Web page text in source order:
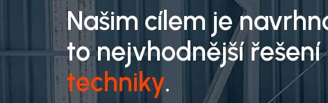
Našim cílem je
to nejvhodnější
techniky.